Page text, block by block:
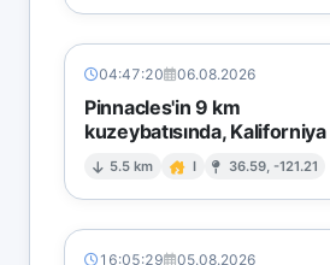
04:47:20 06.08.2026
Pinnacles'in 9 km
kuzeybatısında, Kaliforniya
5.5 km I 36.59, -121.21
16:05:29 05.08.2026